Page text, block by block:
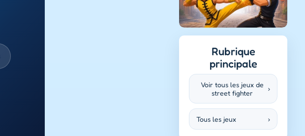
Rubrique
principale
Voir tous les jeux de
street fighter
›
Tous les jeux ›